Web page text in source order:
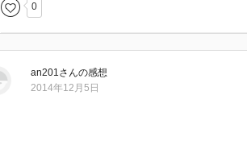
0
an201さんの感想
2014年12月5日